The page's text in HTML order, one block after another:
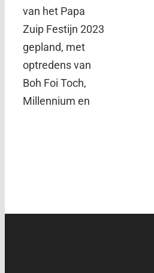
van het Papa
Zuip Festijn 2023
gepland, met
optredens van
Boh Foi Toch,
Millennium en